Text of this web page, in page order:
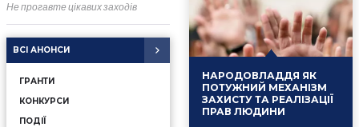
Не прогавте цікавих заходів
ВСІ АНОНСИ
ГРАНТИ
КОНКУРСИ
ПОДІЇ
НАРОДОВЛАДДЯ ЯК
ПОТУЖНИЙ МЕХАНІЗМ
ЗАХИСТУ ТА РЕАЛІЗАЦІЇ
ПРАВ ЛЮДИНИ